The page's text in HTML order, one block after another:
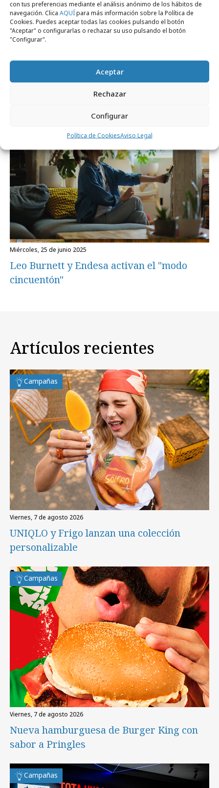
con tus preferencias mediante el análisis anónimo de los hábitos de
navegación. Clica AQUÍpara más información sobre la Política de
Cookies. Puedes aceptar todas las cookies pulsando el botón
"Aceptar" o configurarlas o rechazar su uso pulsando el botón
"Configurar".
Aceptar
Rechazar
Configurar
Política de CookiesAviso Legal
Endesa, por un mañana mejor
miércoles, 25 de junio 2025
Leo Burnett y Endesa activan el "modo
cincuentón"
Artículos recientes
Campañas
viernes, 7 de agosto 2026
UNIQLO y Frigo lanzan una colección
personalizable
Campañas
viernes, 7 de agosto 2026
Nueva hamburguesa de Burger King con
sabor a Pringles
Campañas